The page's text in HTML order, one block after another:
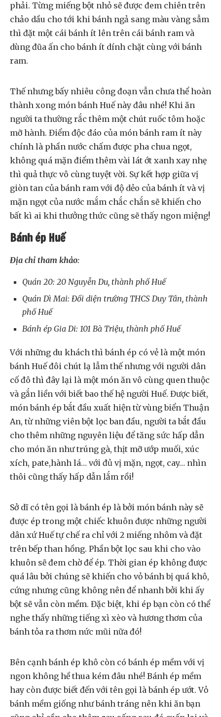
phải. Từng miếng bột nhỏ sẽ được đem chiên trên
chảo dầu cho tới khi bánh ngả sang màu vàng sẫm
thì đặt một cái bánh ít lên trên cái bánh ram và
dùng đũa ấn cho bánh ít dính chặt cùng với bánh
ram.
Thế nhưng bấy nhiêu công đoạn vẫn chưa thể hoàn
thành xong món bánh Huế này đâu nhé! Khi ăn
người ta thường rắc thêm một chút ruốc tôm hoặc
mỡ hành. Điểm độc đáo của món bánh ram ít này
chính là phần nước chấm được pha chua ngọt,
không quá mặn điểm thêm vài lát ớt xanh xay nhẹ
thì quả thực vô cùng tuyệt vời. Sự kết hợp giữa vị
giòn tan của bánh ram với độ dẻo của bánh ít và vị
mặn ngọt của nước mắm chắc chắn sẽ khiến cho
bất kì ai khi thưởng thức cũng sẽ thấy ngon miệng!
Bánh ép Huế
Địa chỉ tham khảo:
Quán 20: 20 Nguyễn Du, thành phố Huế
Quán Dì Mai: Đối diện trường THCS Duy Tân, thành
phố Huế
Bánh ép Gia Di: 101 Bà Triệu, thành phố Huế
Với những du khách thì bánh ép có vẻ là một món
bánh Huế đôi chút lạ lẫm thế nhưng với người dân
cố đô thì đây lại là một món ăn vô cùng quen thuộc
và gắn liền với biết bao thế hệ người Huế. Được biết,
món bánh ép bắt đầu xuất hiện từ vùng biển Thuận
An, từ những viên bột lọc ban đầu, người ta bắt đầu
cho thêm những nguyên liệu để tăng sức hấp dẫn
cho món ăn như trúng gà, thịt mỡ ướp muối, xúc
xích, pate,hành lá… với đủ vị mặn, ngọt, cay… nhìn
thôi cũng thấy hấp dẫn lắm rồi!
Sở dĩ có tên gọi là bánh ép là bởi món bánh này sẽ
được ép trong một chiếc khuôn được những người
dân xứ Huế tự chế ra chỉ với 2 miếng nhôm và đặt
trên bếp than hồng. Phần bột lọc sau khi cho vào
khuôn sẽ đem chờ để ép. Thời gian ép không được
quá lâu bởi chúng sẽ khiến cho vỏ bánh bị quá khô,
cứng nhưng cũng không nên để nhanh bởi khi ấy
bột sẽ vẫn còn mềm. Đặc biệt, khi ép bạn còn có thể
nghe thấy những tiếng xì xèo và hương thơm của
bánh tỏa ra thơm nức mũi nữa đó!
Bên cạnh bánh ép khô còn có bánh ép mềm với vị
ngon không hề thua kém đâu nhé! Bánh ép mềm
hay còn được biết đến với tên gọi là bánh ép ướt. Vỏ
bánh mềm giống như bánh tráng nên khi ăn bạn